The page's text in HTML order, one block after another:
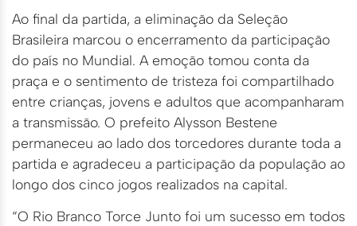
Ao final da partida, a eliminação da Seleção
Brasileira marcou o encerramento da participação
do país no Mundial. A emoção tomou conta da
praça e o sentimento de tristeza foi compartilhado
entre crianças, jovens e adultos que acompanharam
a transmissão. O prefeito Alysson Bestene
permaneceu ao lado dos torcedores durante toda a
partida e agradeceu a participação da população ao
longo dos cinco jogos realizados na capital.
“O Rio Branco Torce Junto foi um sucesso em todos